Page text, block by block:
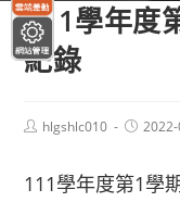
111學年度
紀錄
Posthlgshlc010
Post
111學年度第1學